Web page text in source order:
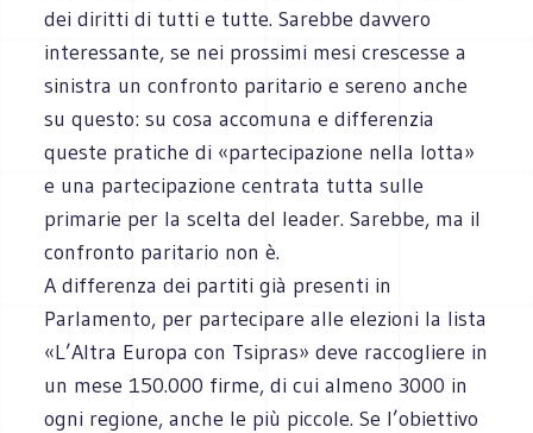
dei diritti di tutti e tutte. Sarebbe davvero
interessante, se nei prossimi mesi crescesse a
sinistra un confronto paritario e sereno anche
su questo: su cosa accomuna e differenzia
queste pratiche di «partecipazione nella lotta»
e una partecipazione centrata tutta sulle
primarie per la scelta del leader. Sarebbe, ma il
confronto paritario non è.
A differenza dei partiti già presenti in
Parlamento, per partecipare alle elezioni la lista
«L’Altra Europa con Tsipras» deve raccogliere in
un mese 150.000 firme, di cui almeno 3000 in
ogni regione, anche le più piccole. Se l’obiettivo